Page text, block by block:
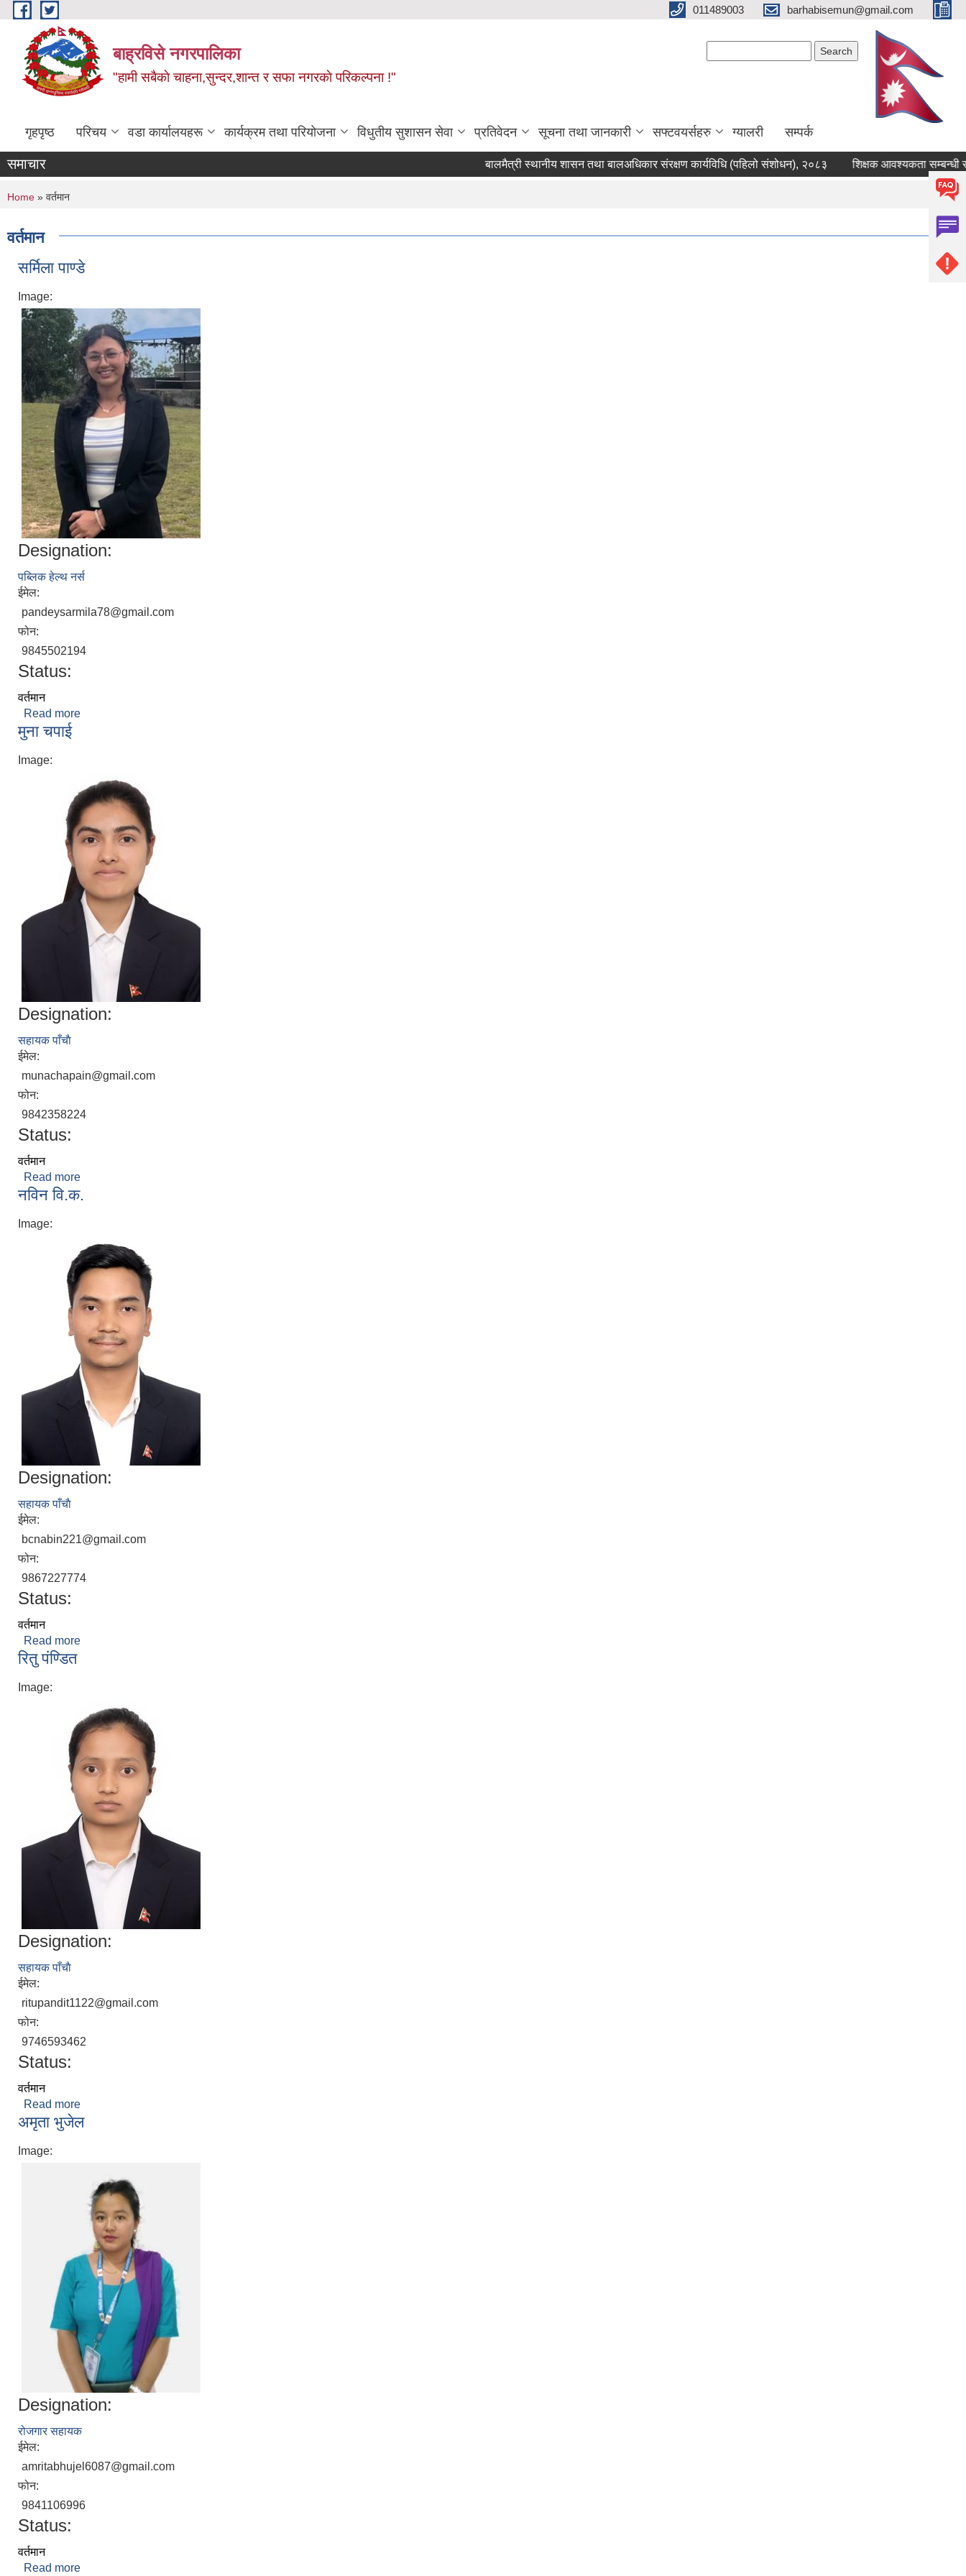
Skip to main content 011489003 barhabisemun@gmail.com
बाह्रविसे नगरपालिका
"हामी सबैकाे चाहना,सुन्दर,शान्त र सफा नगरकाे परिकल्पना !"
गृहपृष्ठ परिचय वडा कार्यालयहरू कार्यक्रम तथा परियोजना विधुतीय सुशासन सेवा प्रतिवेदन सूचना तथा जानकारी सफ्टवयर्सहरु ग्यालरी सम्पर्क
समाचार बालमैत्री स्थानीय शासन तथा बालअधिकार संरक्षण कार्यविधि (पहिलो संशोधन), २०८३ शिक्षक आवश्यकता सम्बन्धी सूचना
You are here
Home » वर्तमान
वर्तमान
सर्मिला पाण्डे
Image:
Designation:
पब्लिक हेल्थ नर्स
ईमेल:
pandeysarmila78@gmail.com
फोन:
9845502194
Status:
वर्तमान
Read more
मुना चपाई
Image:
Designation:
सहायक पाँचाै
ईमेल:
munachapain@gmail.com
फोन:
9842358224
Status:
वर्तमान
Read more
नविन वि.क.
Image:
Designation:
सहायक पाँचाै
ईमेल:
bcnabin221@gmail.com
फोन:
9867227774
Status:
वर्तमान
Read more
रितु पंण्डित
Image:
Designation:
सहायक पाँचाै
ईमेल:
ritupandit1122@gmail.com
फोन:
9746593462
Status:
वर्तमान
Read more
अमृता भुजेल
Image:
Designation:
रोजगार सहायक
ईमेल:
amritabhujel6087@gmail.com
फोन:
9841106996
Status:
वर्तमान
Read more